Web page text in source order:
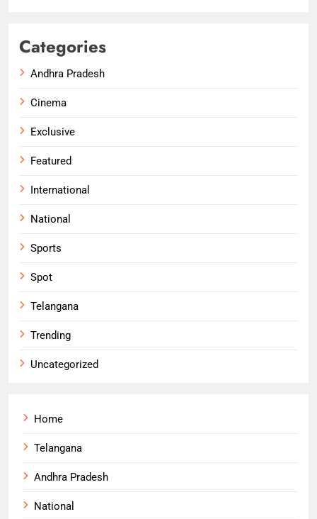
Categories
Andhra Pradesh
Cinema
Exclusive
Featured
International
National
Sports
Spot
Telangana
Trending
Uncategorized
Home
Telangana
Andhra Pradesh
National